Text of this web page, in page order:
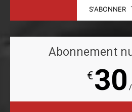
S'ABONNER
Abonnement
€30